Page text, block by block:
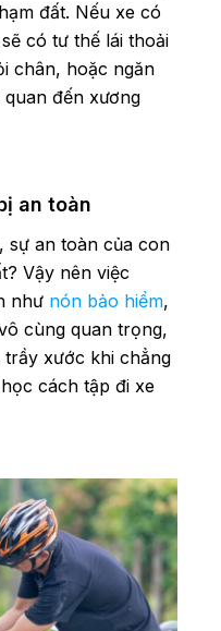
đất. Nếu xe có
có tư thế lái thoải
chân, hoặc ngăn
đến xương
an toàn
sự an toàn của con
Vậy nên việc
như nón bảo hiểm,
cùng quan trọng,
xước khi chẳng
cách tập đi xe